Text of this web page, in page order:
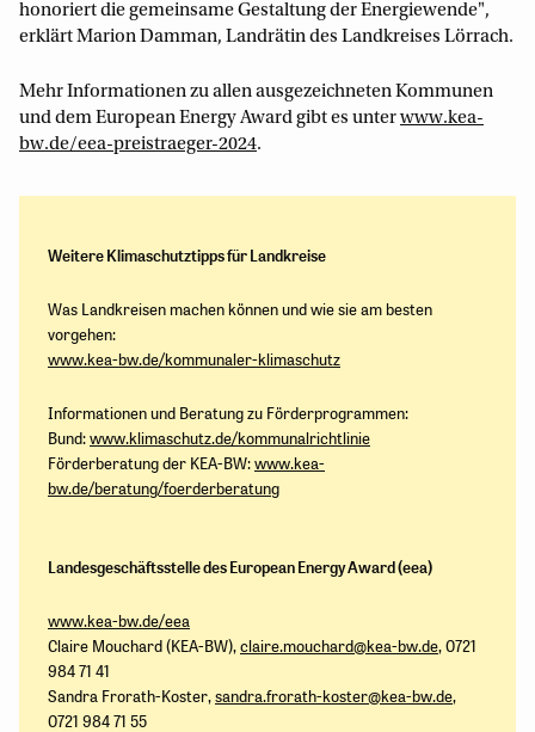
honoriert die gemeinsame Gestaltung der Energiewende",
erklärt Marion Damman, Landrätin des Landkreises Lörrach.
Mehr Informationen zu allen ausgezeichneten Kommunen
und dem European Energy Award gibt es unterwww.kea-
bw.de/eea-preistraeger-2024.
Weitere Klimaschutztipps für Landkreise
Was Landkreisen machen können und wie sie am besten
vorgehen:
www.kea-bw.de/kommunaler-klimaschutz
Informationen und Beratung zu Förderprogrammen:
Bund:www.klimaschutz.de/kommunalrichtlinie
Förderberatung der KEA-BW:www.kea-
bw.de/beratung/foerderberatung
Landesgeschäftsstelle des European Energy Award (eea)
www.kea-bw.de/eea
Claire Mouchard (KEA-BW),claire.mouchard@kea-bw.de, 0721
984 71 41
Sandra Frorath-Koster,sandra.frorath-koster@kea-bw.de,
0721 984 71 55